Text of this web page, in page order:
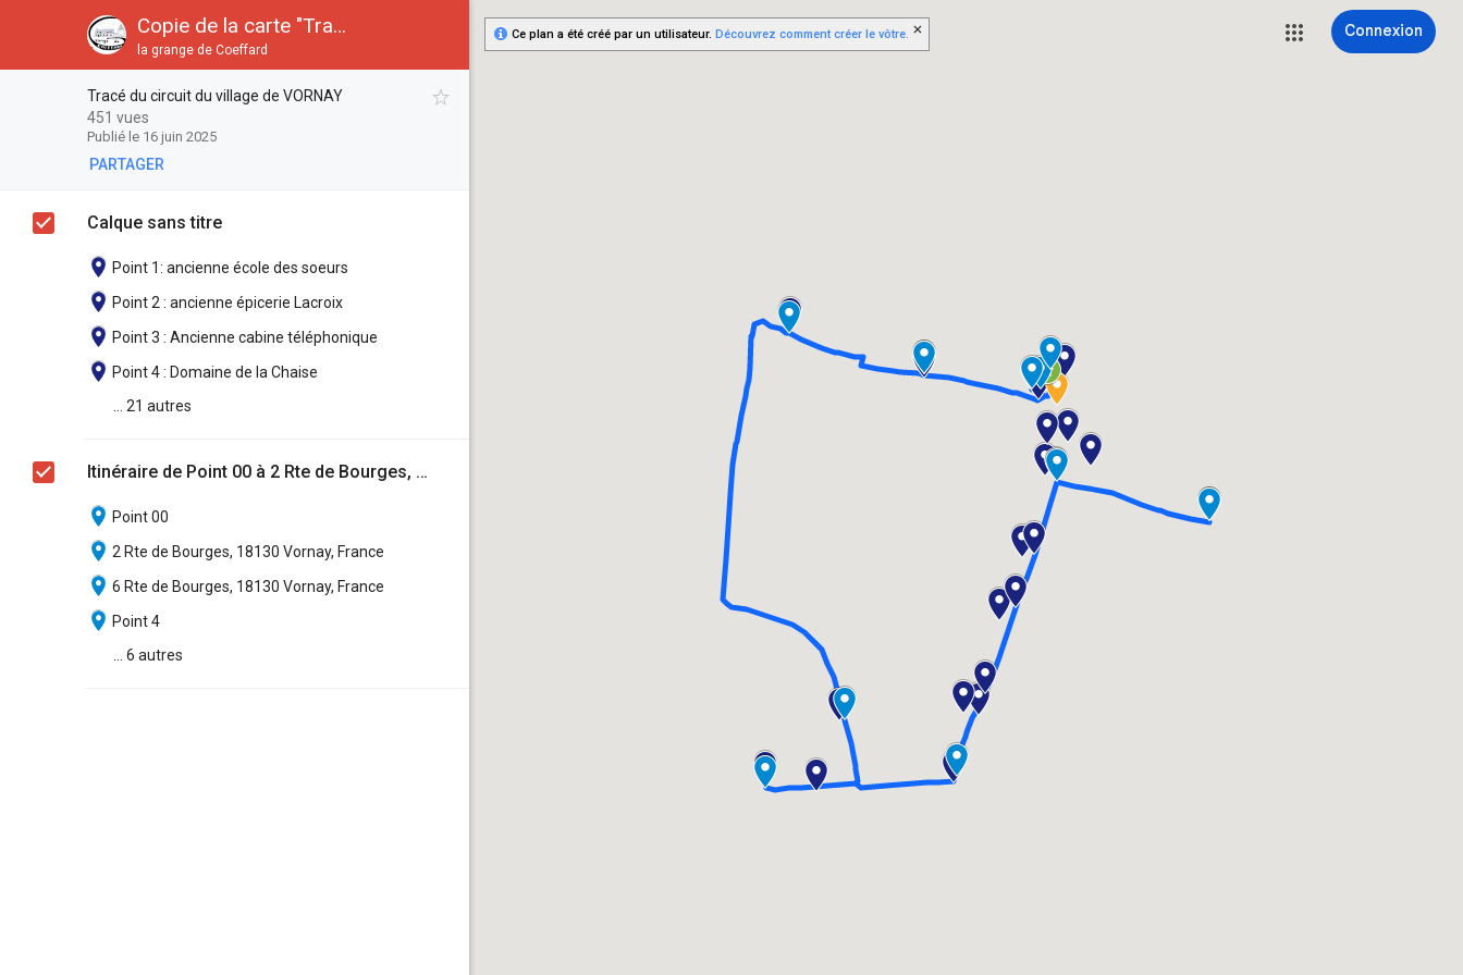
Connexion
Copie de la carte "Tracé du circuit VILLAGE orange""
la grange de Coeffard
Tracé du circuit du village de VORNAY
Tracé du circuit du village de VORNAY
451 vues
Publié le 16 juin 2025
PARTAGER
Calque sans titre
Point 1: ancienne école des soeurs
Point 2 : ancienne épicerie Lacroix
Point 3 : Ancienne cabine téléphonique
Point 4 : Domaine de la Chaise
... 21 autres
Itinéraire de Point 00 à 2 Rte de Bourges, 18130 Vornay, France
Point 00
2 Rte de Bourges, 18130 Vornay, France
6 Rte de Bourges, 18130 Vornay, France
Point 4
... 6 autres
Ce plan a été créé par un utilisateur. Découvrez comment créer le vôtre.